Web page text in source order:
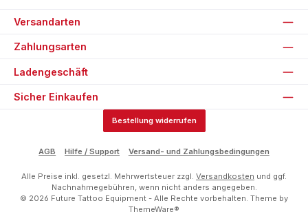
Versandarten
Zahlungsarten
Ladengeschäft
Sicher Einkaufen
Bestellung widerrufen
AGB Hilfe / Support Versand- und Zahlungsbedingungen
Alle Preise inkl. gesetzl. Mehrwertsteuer zzgl. Versandkosten und ggf.
Nachnahmegebühren, wenn nicht anders angegeben.
© 2026 Future Tattoo Equipment - Alle Rechte vorbehalten. Theme by
ThemeWare®